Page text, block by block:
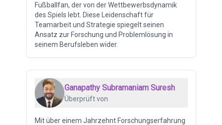
Fußballfan, der von der Wettbewerbsdynamik
des Spiels lebt. Diese Leidenschaft für
Teamarbeit und Strategie spiegelt seinen
Ansatz zur Forschung und Problemlösung in
seinem Berufsleben wider.
Ganapathy Subramaniam Suresh
Überprüft von
Mit über einem Jahrzehnt Forschungserfahrung